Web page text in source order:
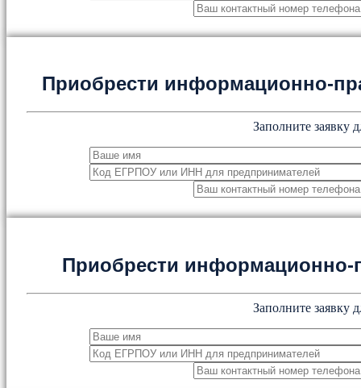
Приобрести информационно-
Заполните заявку
Приобрести
Заполните заявку